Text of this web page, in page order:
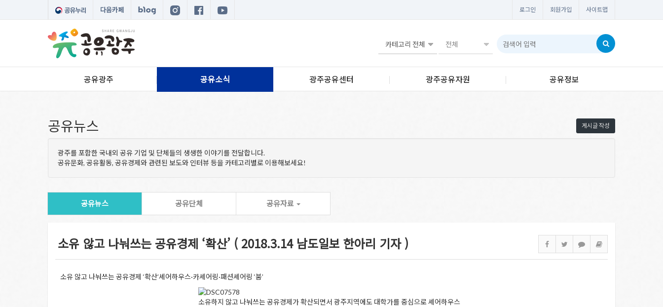
다음카페 로그인 회원가입 사이트맵
공유광주 공유소식 광주공유센터 광주공유자원 공유정보
게시글 작성
공유뉴스
광주를 포함한 국내외 공유 기업 및 단체들의 생생한 이야기를 전달합니다.
공유문화, 공유활동, 공유경제와 관련된 보도와 인터뷰 등을 카테고리별로 이용해보세요!
공유뉴스 공유단체 공유자료
소유 않고 나눠쓰는 공유경제 ‘확산’ ( 2018.3.14 남도일보 한아리 기자 )
소유 않고 나눠쓰는 공유경제 ‘확산’셰어하우스·카셰어링·패션셰어링 ‘붐’
소유하지 않고 나눠쓰는 공유경제가 확산되면서 광주지역에도 대학가를 중심으로 셰어하우스